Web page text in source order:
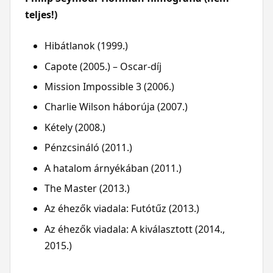
teljes!)
Hibátlanok (1999.)
Capote (2005.) – Oscar-díj
Mission Impossible 3 (2006.)
Charlie Wilson háborúja (2007.)
Kétely (2008.)
Pénzcsináló (2011.)
A hatalom árnyékában (2011.)
The Master (2013.)
Az éhezők viadala: Futótűz (2013.)
Az éhezők viadala: A kiválasztott (2014.,
2015.)